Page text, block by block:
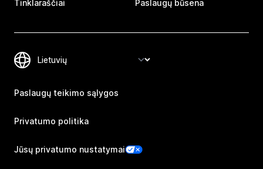
Tinklaraščiai Paslaugų būsena
Paslaugų teikimo sąlygos
Privatumo politika
Jūsų privatumo nustatymai